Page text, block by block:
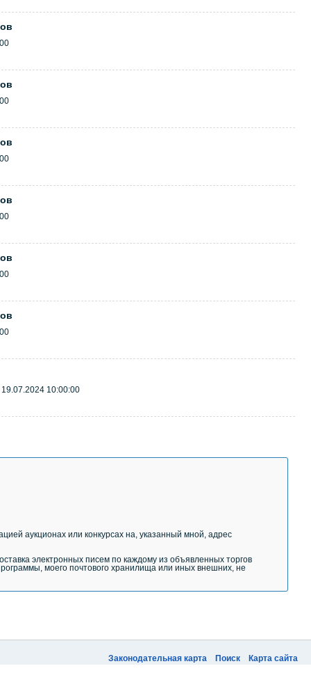
19.07.2024 10:00:00
аукционах или конкурсах на, указанный мной, адрес
электронных писем по каждому из объявленных торгов
моего почтового хранилища или иных внешних, не
Законодательная карта Поиск Карта сайта